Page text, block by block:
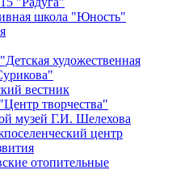
школа "Юность"
художественная
вестник
творчества"
музей Г.И. Шелехова
центр
отопительные